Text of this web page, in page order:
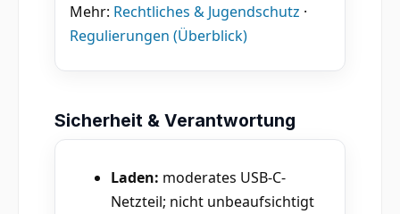
Mehr: Rechtliches & Jugendschutz ·
Regulierungen (Überblick)
Sicherheit & Verantwortung
Laden: moderates USB-C-
Netzteil; nicht unbeaufsichtigt